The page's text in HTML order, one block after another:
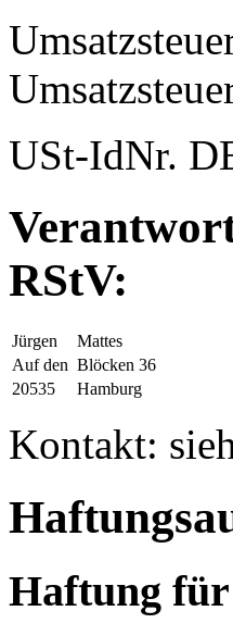
USt-IdNr.
RStV:
Jürgen
Mattes
Auf den Blöcken 36
20535
Hamburg
Kontakt:
Haftung